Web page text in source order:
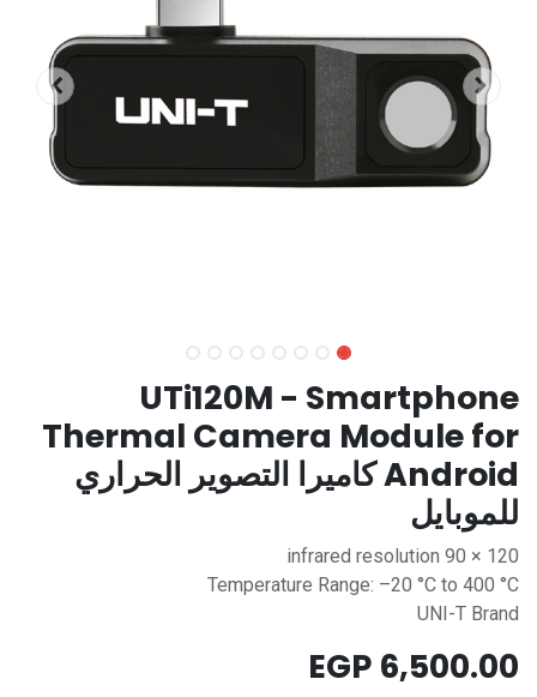
UTi120M - Smartphone
Thermal Camera Module for
Android كاميرا التصوير الحراري
للموبايل
120 × 90 infrared resolution
Temperature Range: –20 °C to 400 °C
UNI-T Brand
6,500.00